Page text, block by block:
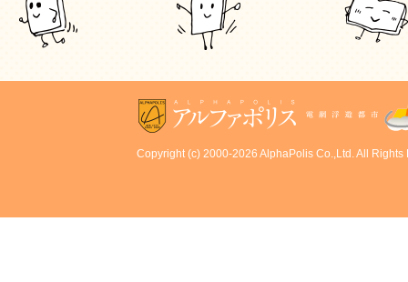
Copyright (c) 2000-2026 AlphaPolis Co.,Ltd. All Rights